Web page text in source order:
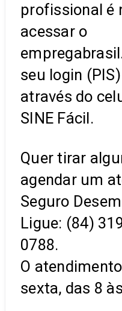
profissional é
acessar o
seu login
através do
SINE Fácil.
Quer tirar
agendar um
Seguro
Ligue: (84)
0788.
O
sexta, das 8